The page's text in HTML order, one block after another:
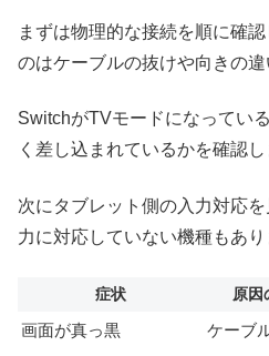
まずは物理的な接続を順に確
のはケーブルの抜けや向きの違
SwitchがTVモードになってい
く差し込まれているかを確認し
次にタブレット側の入力対応
力に対応していない機種もあり
症状 原因
画面が真っ黒 ケーブ